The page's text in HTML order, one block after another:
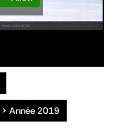
Année 2019